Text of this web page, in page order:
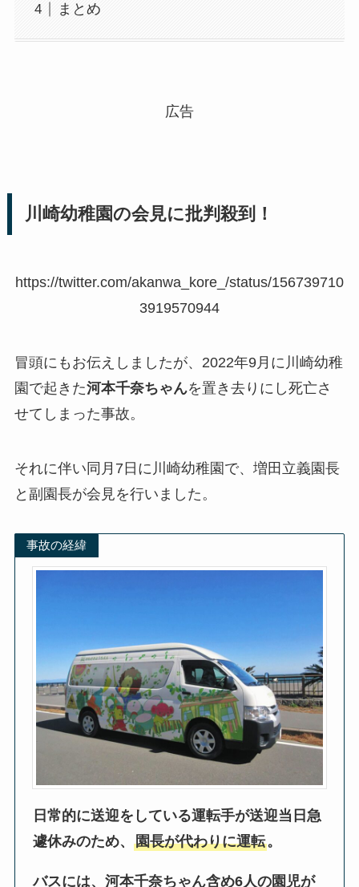
まとめ
広告
川崎幼稚園の会見に批判殺到！
https://twitter.com/akanwa_kore_/status/156739710
3919570944
冒頭にもお伝えしましたが、2022年9月に川崎幼稚
園で起きた河本千奈ちゃんを置き去りにし死亡さ
せてしまった事故。
それに伴い同月7日に川崎幼稚園で、増田立義園長
と副園長が会見を行いました。
事故の経緯
日常的に送迎をしている運転手が送迎当日急
遽休みのため、園長が代わりに運転。
バスには、河本千奈ちゃん含め6人の園児が